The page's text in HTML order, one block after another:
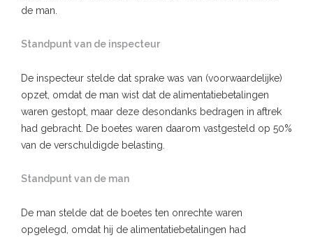
de man.
Standpunt van de inspecteur
De inspecteur stelde dat sprake was van (voorwaardelijke)
opzet, omdat de man wist dat de alimentatiebetalingen
waren gestopt, maar deze desondanks bedragen in aftrek
had gebracht. De boetes waren daarom vastgesteld op 50%
van de verschuldigde belasting.
Standpunt van de man
De man stelde dat de boetes ten onrechte waren
opgelegd, omdat hij de alimentatiebetalingen had